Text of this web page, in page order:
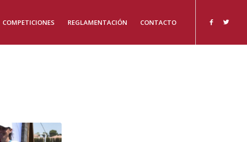
COMPETICIONES REGLAMENTACIÓN CONTACTO